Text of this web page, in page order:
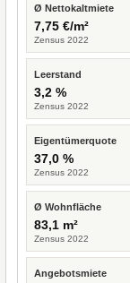
Ø Nettokaltmiete
7,75 €/m²
Zensus 2022
Leerstand
3,2 %
Zensus 2022
Eigentümerquote
37,0 %
Zensus 2022
Ø Wohnfläche
83,1 m²
Zensus 2022
Angebotsmiete